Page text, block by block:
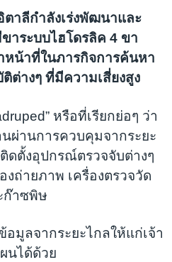
าลีกำลังเร่งพัฒนาและ
าระบบไฮโดรลิค 4 ขา
หน้าที่ในภารกิจการค้นหา
ต่างๆ ที่มีความเสี่ยงสูง
หรือที่เรียกย่อๆ ว่า
ผ่านการควบคุมจากระยะ
ดตั้งอุปกรณ์ตรวจจับต่างๆ
ถ่ายภาพ เครื่องตรวจวัด
ก๊าซพิษ
มูลจากระยะไกลให้แก่เจ้า
นได้ด้วย